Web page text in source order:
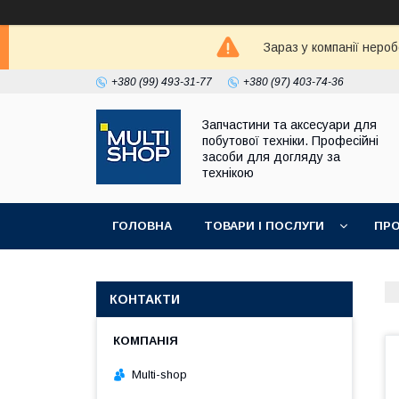
Зараз у компанії
+380 (99) 493-31-77 +380 (97) 403-74-36
Запчастини та аксесуари для
побутової техніки. Професійні
засоби для догляду за
технікою
ГОЛОВНА ТОВАРИ І ПОСЛУГИ
КОНТАКТИ
Multi-shop